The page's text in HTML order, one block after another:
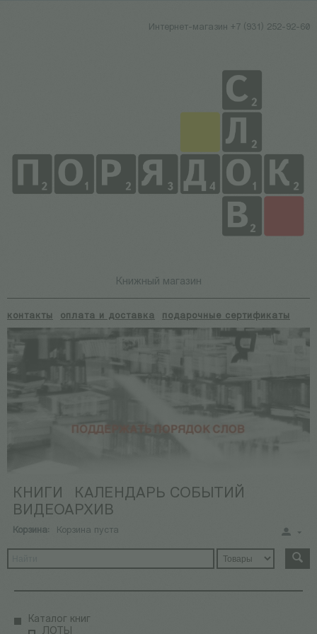
Интернет-магазин +7 (931) 252-92-60
Книжный магазин
контакты оплата и доставка подарочные сертификаты
КНИГИ
КАЛЕНДАРЬ СОБЫТИЙ
ВИДЕОАРХИВ
Корзина: Корзина пуста
Каталог книг
ЛОТЫ